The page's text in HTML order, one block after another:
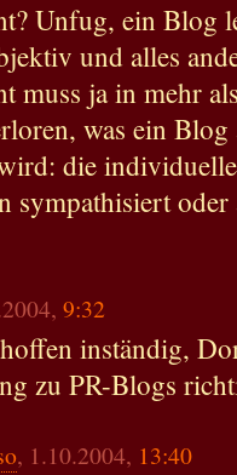
Unfug, ein Blog
und alles
muss ja in mehr
was ein
die
sympathisiert
9:32
inständig,
zu PR-Blogs
, 1.10.2004, 13:40